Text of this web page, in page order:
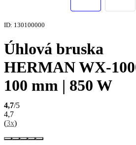
ID: 130100000
Úhlová bruska
HERMAN WX-
100 mm | 850 W
4,7/5
4,7
(3x)